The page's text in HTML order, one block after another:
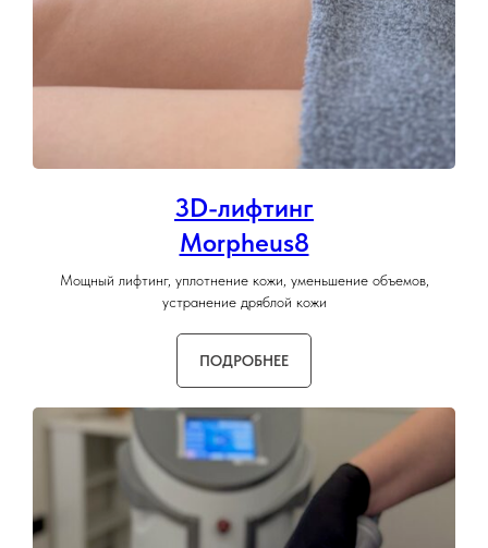
3D-лифтинг
Morpheus8
Мощный лифтинг, уплотнение кожи, уменьшение объемов,
устранение дряблой кожи
ПОДРОБНЕЕ